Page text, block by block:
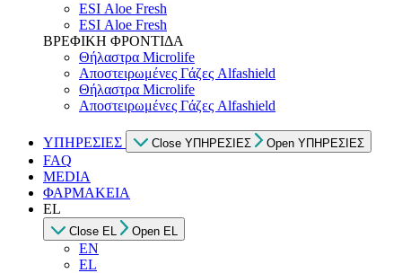
ESI Αloe Fresh
ESI Αloe Fresh
ΒΡΕΦΙΚΗ ΦΡΟΝΤΙΔΑ
Θήλαστρα Microlife
Αποστειρωμένες Γάζες Alfashield
Θήλαστρα Microlife
Αποστειρωμένες Γάζες Alfashield
ΥΠΗΡΕΣΙΕΣ Close ΥΠΗΡΕΣΙΕΣ Open ΥΠΗΡΕΣΙΕΣ
FAQ
MEDIA
ΦΑΡΜΑΚΕΙΑ
EL
Close EL Open EL
EN
EL